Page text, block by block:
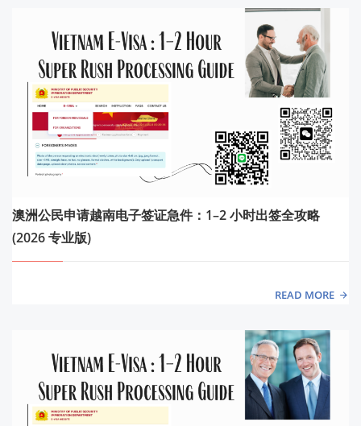
澳洲公民申请越南电子签证急件：1–2 小时出签全攻略
(2026 专业版)
READ MORE